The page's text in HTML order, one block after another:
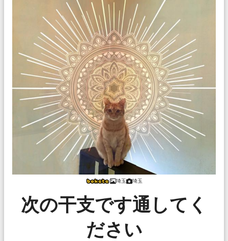
埼玉 埼玉
次の干支です通してく
ださい